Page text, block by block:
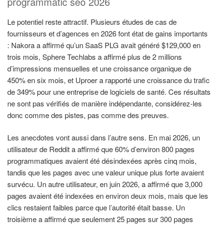
Le potentiel reste attractif. Plusieurs études de cas de
fournisseurs et d’agences en 2026 font état de gains importants
: Nakora a affirmé qu’un SaaS PLG avait généré $129,000 en
trois mois, Sphere Techlabs a affirmé plus de 2 millions
d’impressions mensuelles et une croissance organique de
450% en six mois, et Uproer a rapporté une croissance du trafic
de 349% pour une entreprise de logiciels de santé. Ces résultats
ne sont pas vérifiés de manière indépendante, considérez-les
donc comme des pistes, pas comme des preuves.
Les anecdotes vont aussi dans l’autre sens. En mai 2026, un
utilisateur de Reddit a affirmé que 60% d’environ 800 pages
programmatiques avaient été désindexées après cinq mois,
tandis que les pages avec une valeur unique plus forte avaient
survécu. Un autre utilisateur, en juin 2026, a affirmé que 3,000
pages avaient été indexées en environ deux mois, mais que les
clics restaient faibles parce que l’autorité était basse. Un
troisième a affirmé que seulement 25 pages sur 300 pages